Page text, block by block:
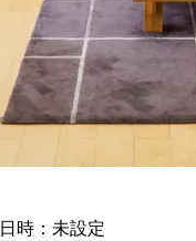
日時：未設定